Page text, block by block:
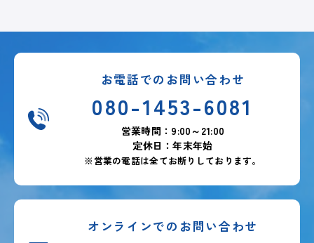
お電話でのお問い合わせ
080-1453-6081
営業時間：9:00～21:00
定休日：年末年始
※営業の電話は全てお断りしております。
オンラインでのお問い合わせ